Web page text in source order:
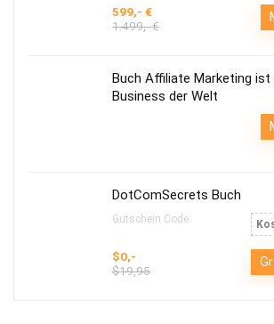
599,- €
1.499,- €
Buch Affiliate Marketing ist
Business der Welt
DotComSecrets Buch
Gutschein Code:
$0,-
$19,95